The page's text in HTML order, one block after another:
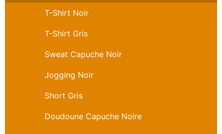
T-Shirt Noir
T-Shirt Gris
Sweat Capuche Noir
Jogging Noir
Short Gris
Doudoune Capuche Noire